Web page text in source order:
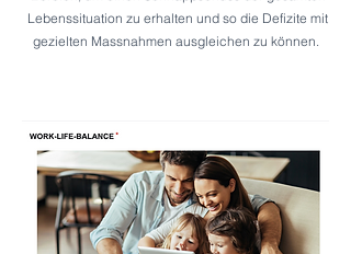
Lebenssituation zu erhalten und so die Defizite mit
gezielten Massnahmen ausgleichen zu können.